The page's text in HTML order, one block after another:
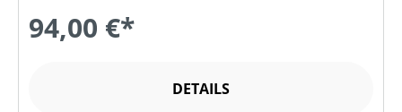
94,00 €*
DETAILS